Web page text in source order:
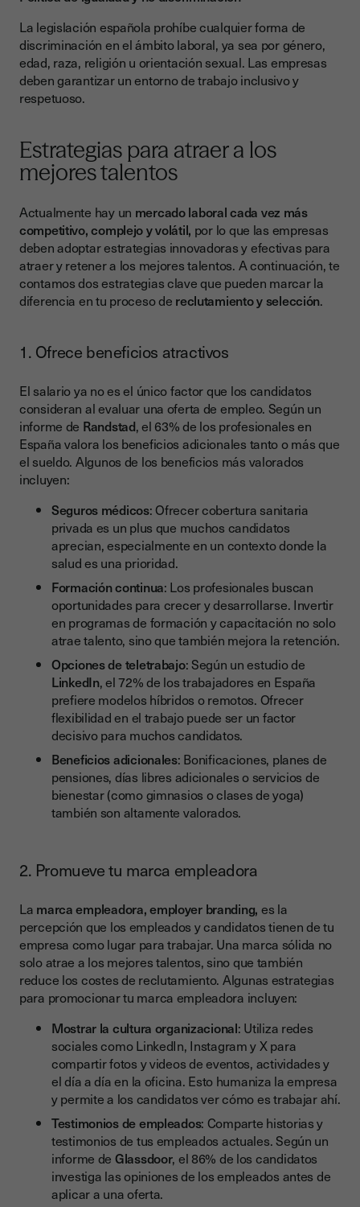
La legislación española prohíbe cualquier forma de
discriminación en el ámbito laboral, ya sea por género,
edad, raza, religión u orientación sexual. Las empresas
deben garantizar un entorno de trabajo inclusivo y
respetuoso.
Estrategias para atraer a los
mejores talentos
Actualmente hay un mercado laboral cada vez más
competitivo, complejo y volátil, por lo que las empresas
deben adoptar estrategias innovadoras y efectivas para
atraer y retener a los mejores talentos. A continuación, te
contamos dos estrategias clave que pueden marcar la
diferencia en tu proceso de reclutamiento y selección.
1. Ofrece beneficios atractivos
El salario ya no es el único factor que los candidatos
consideran al evaluar una oferta de empleo. Según un
informe de Randstad, el 63% de los profesionales en
España valora los beneficios adicionales tanto o más que
el sueldo. Algunos de los beneficios más valorados
incluyen:
Seguros médicos: Ofrecer cobertura sanitaria
privada es un plus que muchos candidatos
aprecian, especialmente en un contexto donde la
salud es una prioridad.
Formación continua: Los profesionales buscan
oportunidades para crecer y desarrollarse. Invertir
en programas de formación y capacitación no solo
atrae talento, sino que también mejora la retención.
Opciones de teletrabajo: Según un estudio de
LinkedIn, el 72% de los trabajadores en España
prefiere modelos híbridos o remotos. Ofrecer
flexibilidad en el trabajo puede ser un factor
decisivo para muchos candidatos.
Beneficios adicionales: Bonificaciones, planes de
pensiones, días libres adicionales o servicios de
bienestar (como gimnasios o clases de yoga)
también son altamente valorados.
2. Promueve tu marca empleadora
La marca empleadora, employer branding, es la
percepción que los empleados y candidatos tienen de tu
empresa como lugar para trabajar. Una marca sólida no
solo atrae a los mejores talentos, sino que también
reduce los costes de reclutamiento. Algunas estrategias
para promocionar tu marca empleadora incluyen:
Mostrar la cultura organizacional: Utiliza redes
sociales como LinkedIn, Instagram y X para
compartir fotos y videos de eventos, actividades y
el día a día en la oficina. Esto humaniza la empresa
y permite a los candidatos ver cómo es trabajar ahí.
Testimonios de empleados: Comparte historias y
testimonios de tus empleados actuales. Según un
informe de Glassdoor, el 86% de los candidatos
investiga las opiniones de los empleados antes de
aplicar a una oferta.